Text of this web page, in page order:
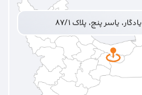
یاسر پنج، پلاک ۸۷/۱